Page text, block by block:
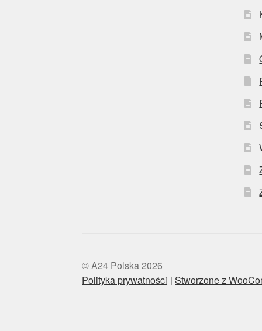
© A24 Polska 2026
Polityka prywatności
Stworzone z